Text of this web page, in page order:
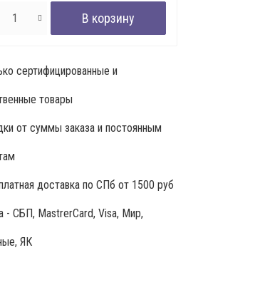
сертифицированные и
товары
от суммы заказа и постоянным
доставка по СПб от 1500 руб
- СБП, MastrerCard, Visa, Мир,
ЯК